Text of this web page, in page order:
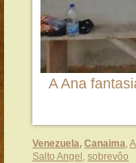
A Ana
Venezuela, Canaima,
Salto Angel , sobrevôo